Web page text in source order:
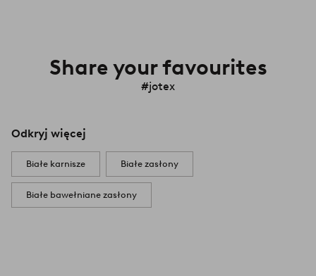
Share your favourites
#jotex
Odkryj więcej
Białe karnisze Białe zasłony
Białe bawełniane zasłony